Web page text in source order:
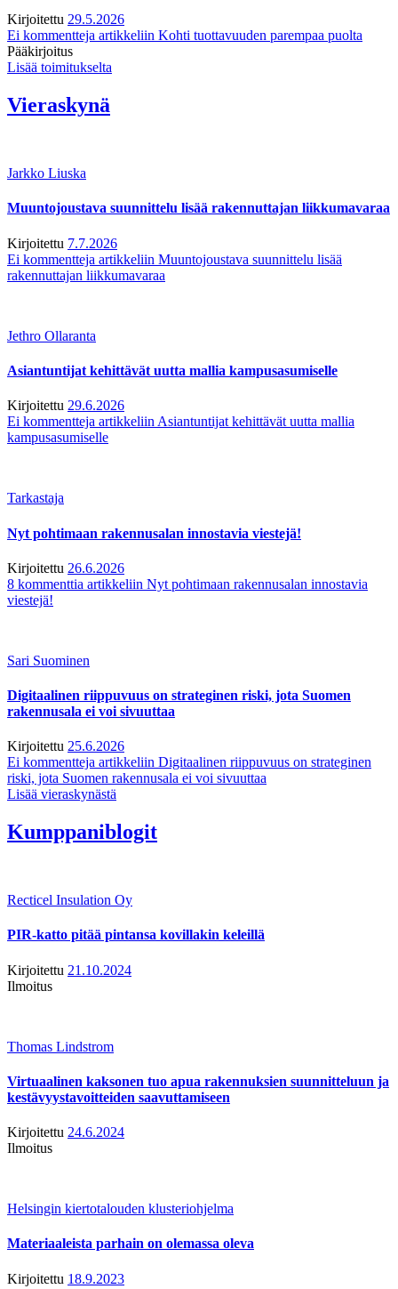
Kirjoitettu 29.5.2026
Ei kommentteja artikkeliin Kohti tuottavuuden parempaa puolta
Pääkirjoitus
Lisää toimitukselta
Vieraskynä
Jarkko Liuska
Muuntojoustava suunnittelu lisää rakennuttajan liikkumavaraa
Kirjoitettu 7.7.2026
Ei kommentteja artikkeliin Muuntojoustava suunnittelu lisää
rakennuttajan liikkumavaraa
Jethro Ollaranta
Asiantuntijat kehittävät uutta mallia kampusasumiselle
Kirjoitettu 29.6.2026
Ei kommentteja artikkeliin Asiantuntijat kehittävät uutta mallia
kampusasumiselle
Tarkastaja
Nyt pohtimaan rakennusalan innostavia viestejä!
Kirjoitettu 26.6.2026
8 kommenttia artikkeliin Nyt pohtimaan rakennusalan innostavia
viestejä!
Sari Suominen
Digitaalinen riippuvuus on strateginen riski, jota Suomen
rakennusala ei voi sivuuttaa
Kirjoitettu 25.6.2026
Ei kommentteja artikkeliin Digitaalinen riippuvuus on strateginen
riski, jota Suomen rakennusala ei voi sivuuttaa
Lisää vieraskynästä
Kumppaniblogit
Recticel Insulation Oy
PIR-katto pitää pintansa kovillakin keleillä
Kirjoitettu 21.10.2024
Ilmoitus
Thomas Lindstrom
Virtuaalinen kaksonen tuo apua rakennuksien suunnitteluun ja
kestävyystavoitteiden saavuttamiseen
Kirjoitettu 24.6.2024
Ilmoitus
Helsingin kiertotalouden klusteriohjelma
Materiaaleista parhain on olemassa oleva
Kirjoitettu 18.9.2023